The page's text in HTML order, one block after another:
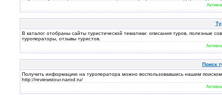
В каталог отобраны сайты туристической тематики: описания туров, полезные
туроператоры, отзывы туристов.
Поиск
Получить информацию на туроператора можно воспользовавшись нашим
http://reviewstour.narod.ru/